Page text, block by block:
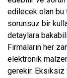
edilecek olan bu
sorunsuz bir
detaylara
Firmaların her
elektronik
gerekir.